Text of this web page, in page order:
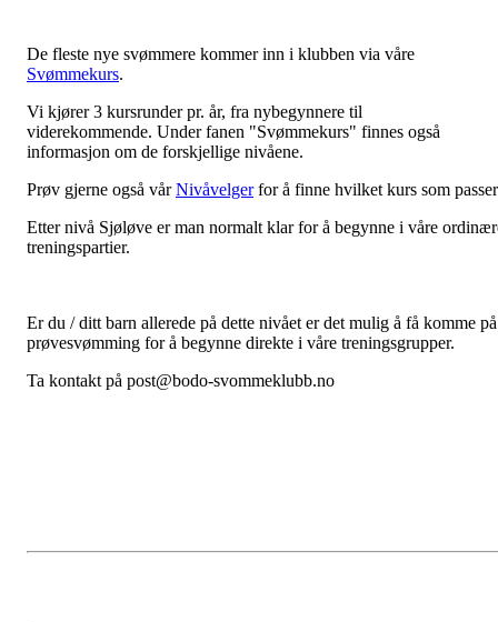
De fleste nye svømmere kommer inn i klubben via våre
Svømmekurs.
Vi kjører 3 kursrunder pr. år, fra nybegynnere til
viderekommende. Under fanen "Svømmekurs" finnes også
informasjon om de forskjellige nivåene.
Prøv gjerne også vårNivåvelgerfor å finne hvilket kurs som
Etter nivå Sjøløve er man normalt klar for å begynne i våre
treningspartier.
Er du / ditt barn allerede på dette nivået er det mulig å få komme på
prøvesvømming for å begynne direkte i våre treningsgrupper.
Ta kontakt på post@bodo-svommeklubb.no